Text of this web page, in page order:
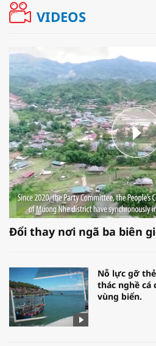
VIDEOS
Đổi thay nơi ngã ba biên
Nỗ lực gỡ
thác nghề cá
vùng biển.